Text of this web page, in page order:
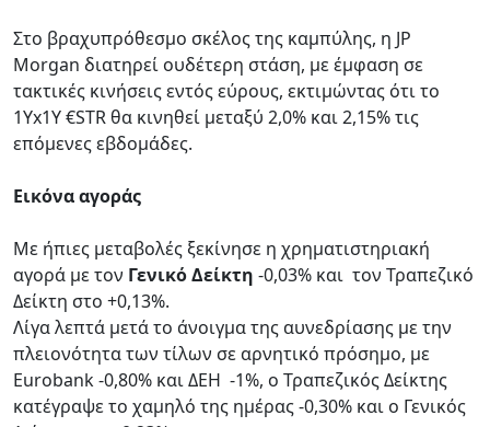
Στο βραχυπρόθεσμο σκέλος της καμπύλης, η JP
Morgan διατηρεί ουδέτερη στάση, με έμφαση σε
τακτικές κινήσεις εντός εύρους, εκτιμώντας ότι το
1Yx1Y €STR θα κινηθεί μεταξύ 2,0% και 2,15% τις
επόμενες εβδομάδες.
Εικόνα αγοράς
Με ήπιες μεταβολές ξεκίνησε η χρηματιστηριακή
αγορά με τον Γενικό Δείκτη -0,03% και τον Τραπεζικό
Δείκτη στο +0,13%.
Λίγα λεπτά μετά το άνοιγμα της αυνεδρίασης με την
πλειονότητα των τίλων σε αρνητικό πρόσημο, με
Eurobank -0,80% και ΔΕΗ -1%, ο Τραπεζικός Δείκτης
κατέγραψε το χαμηλό της ημέρας -0,30% και ο Γενικός